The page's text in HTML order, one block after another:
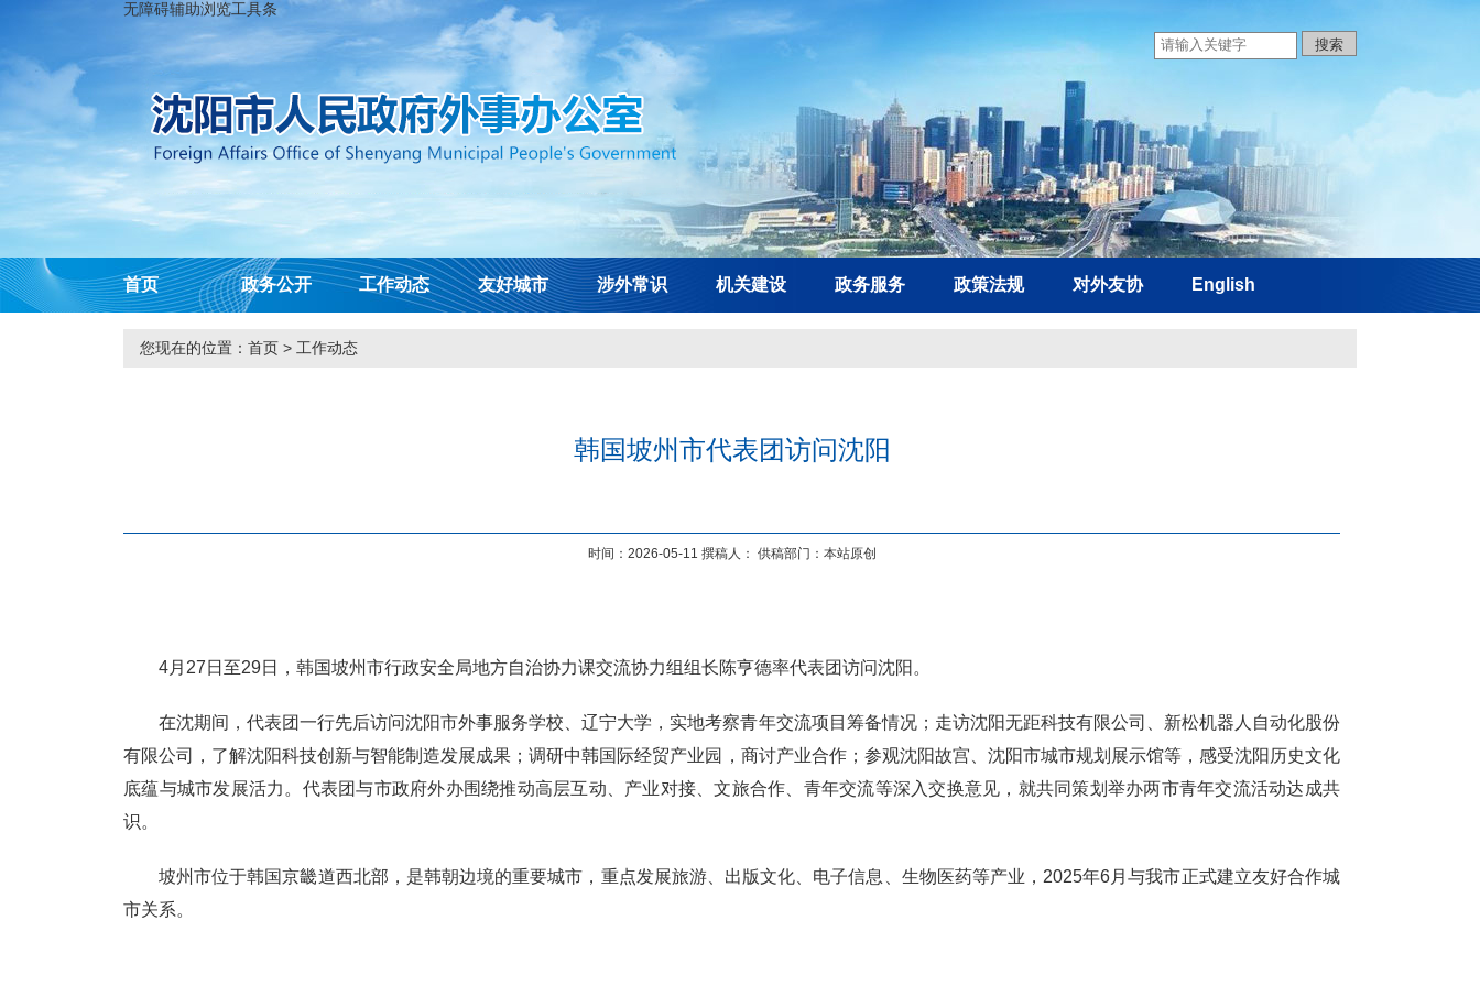
无障碍辅助浏览工具条
首页 政务公开 工作动态 友好城市 涉外常识 机关建设 政务服务 政策法规 对外友协 English
您现在的位置： 首页 > 工作动态
韩国坡州市代表团访问沈阳
时间：2026-05-11 撰稿人： 供稿部门：本站原创
4月27日至29日，韩国坡州市行政安全局地方自治协力课交流协力组组长陈亨德率代表团访问沈阳。
在沈期间，代表团一行先后访问沈阳市外事服务学校、辽宁大学，实地考察青年交流项目筹备情况；走访沈阳无距科技有限公司、新松机器人自动化股份
有限公司，了解沈阳科技创新与智能制造发展成果；调研中韩国际经贸产业园，商讨产业合作；参观沈阳故宫、沈阳市城市规划展示馆等，感受沈阳历史文化
底蕴与城市发展活力。代表团与市政府外办围绕推动高层互动、产业对接、文旅合作、青年交流等深入交换意见，就共同策划举办两市青年交流活动达成共
识。
坡州市位于韩国京畿道西北部，是韩朝边境的重要城市，重点发展旅游、出版文化、电子信息、生物医药等产业，2025年6月与我市正式建立友好合作城
市关系。